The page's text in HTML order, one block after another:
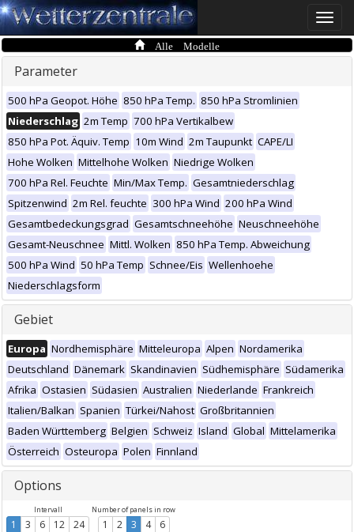
Toggle
Alle Modelle
Parameter
500 hPa Geopot. Höhe 850 hPa Temp. 850 hPa Stromlinien
Niederschlag 2m Temp 700 hPa Vertikalbew
850 hPa Pot. Äquiv. Temp 10m Wind 2m Taupunkt CAPE/LI
Hohe Wolken Mittelhohe Wolken Niedrige Wolken
700 hPa Rel. Feuchte Min/Max Temp. Gesamtniederschlag
Spitzenwind 2m Rel. feuchte 300 hPa Wind 200 hPa Wind
Gesamtbedeckungsgrad Gesamtschneehöhe Neuschneehöhe
Gesamt-Neuschnee Mittl. Wolken 850 hPa Temp. Abweichung
500 hPa Wind 50 hPa Temp Schnee/Eis Wellenhoehe
Niederschlagsform
Gebiet
Europa Nordhemisphäre Mitteleuropa Alpen Nordamerika
Deutschland Dänemark Skandinavien Südhemisphäre Südamerika
Afrika Ostasien Südasien Australien Niederlande Frankreich
Italien/Balkan Spanien Türkei/Nahost Großbritannien
Baden Württemberg Belgien Schweiz Island Global Mittelamerika
Österreich Osteuropa Polen Finnland
Options
Intervall
1 3 6 12 24
Number of panels in row
1 2 3 4 6